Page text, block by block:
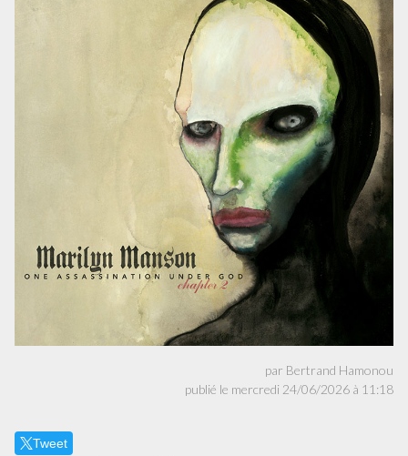
par Bertrand Hamonou
publié le mercredi 24/06/2026 à 11:18
Tweet